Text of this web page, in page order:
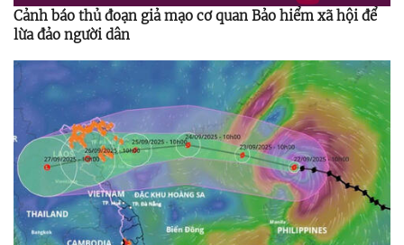
Cảnh báo thủ đoạn giả mạo cơ quan Bảo hiểm xã hội để
lừa đảo người dân